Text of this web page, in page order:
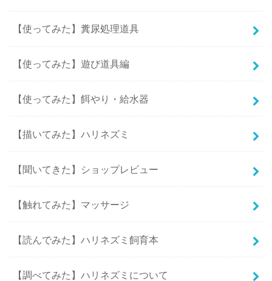
【使ってみた】糞尿処理道具
【使ってみた】遊び道具編
【使ってみた】餌やり・給水器
【描いてみた】ハリネズミ
【聞いてきた】ショップレビュー
【触れてみた】マッサージ
【読んでみた】ハリネズミ飼育本
【調べてみた】ハリネズミについて